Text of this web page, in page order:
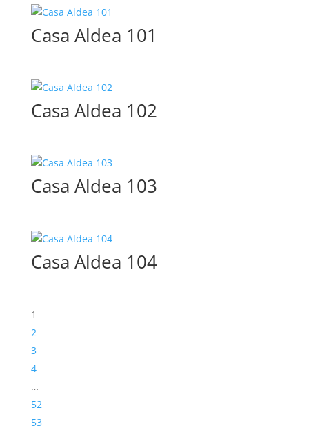
Casa Aldea 101
Casa Aldea 102
Casa Aldea 103
Casa Aldea 104
1
2
3
4
…
52
53